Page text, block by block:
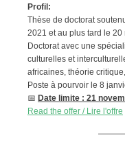
Profil:
Thèse de doctorat
2021 et au plus tard le 20
Doctorat avec une
culturelles et
africaines, théorie
Poste à pourvoir le 8
📅 Date limite : 21
Read the offer / Lire l'offre